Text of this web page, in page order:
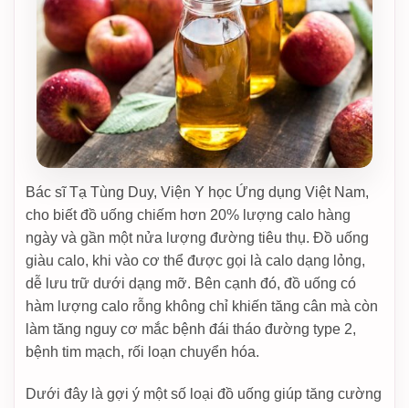
Bác sĩ Tạ Tùng Duy, Viện Y học Ứng dụng Việt Nam,
cho biết đồ uống chiếm hơn 20% lượng calo hàng
ngày và gần một nửa lượng đường tiêu thụ. Đồ uống
giàu calo, khi vào cơ thể được gọi là calo dạng lỏng,
dễ lưu trữ dưới dạng mỡ. Bên cạnh đó, đồ uống có
hàm lượng calo rỗng không chỉ khiến tăng cân mà còn
làm tăng nguy cơ mắc bệnh đái tháo đường type 2,
bệnh tim mạch, rối loạn chuyển hóa.
Dưới đây là gợi ý một số loại đồ uống giúp tăng cường